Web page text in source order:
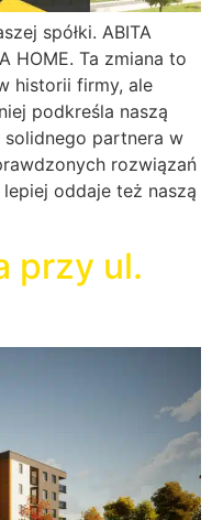
spółki. ABITA
HOME. Ta zmiana to
historii firmy, ale
podkreśla naszą
solidnego partnera w
rozwiązań
oddaje też naszą
przy ul.